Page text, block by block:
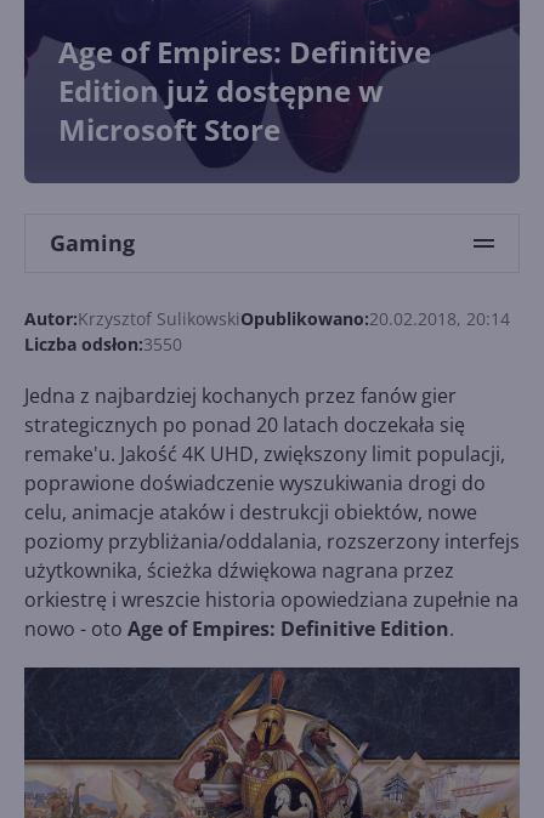
Age of Empires: Definitive
Edition już dostępne w
Microsoft Store
Gaming
Autor:Krzysztof SulikowskiOpublikowano:20.02.2018, 20:14
Liczba odsłon:3550
Jedna z najbardziej kochanych przez fanów gier
strategicznych po ponad 20 latach doczekała się
remake'u. Jakość 4K UHD, zwiększony limit populacji,
poprawione doświadczenie wyszukiwania drogi do
celu, animacje ataków i destrukcji obiektów, nowe
poziomy przybliżania/oddalania, rozszerzony interfejs
użytkownika, ścieżka dźwiękowa nagrana przez
orkiestrę i wreszcie historia opowiedziana zupełnie na
nowo - oto Age of Empires: Definitive Edition.